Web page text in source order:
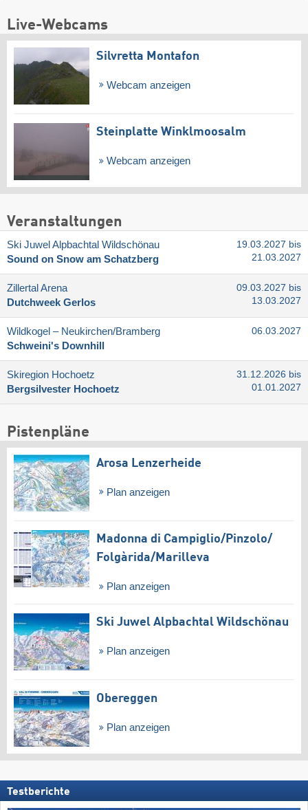
Live-Webcams
Silvretta Montafon
Webcam anzeigen
Steinplatte Winklmoosalm
Webcam anzeigen
Veranstaltungen
Ski Juwel Alpbachtal Wildschönau
Sound on Snow am Schatzberg
19.03.2027 bis
21.03.2027
Zillertal Arena
Dutchweek Gerlos
09.03.2027 bis
13.03.2027
Wildkogel – Neukirchen/​Bramberg
Schweini's Downhill
06.03.2027
Skiregion Hochoetz
Bergsilvester Hochoetz
31.12.2026 bis
01.01.2027
Pistenpläne
Arosa Lenzerheide
Plan anzeigen
Madonna di Campiglio/​Pinzolo/​
Folgàrida/​Marilleva
Plan anzeigen
Ski Juwel Alpbachtal Wildschönau
Plan anzeigen
Obereggen
Plan anzeigen
Testberichte